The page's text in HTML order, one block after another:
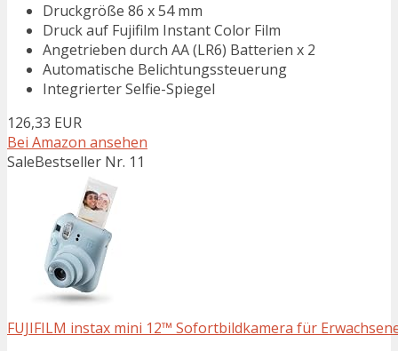
Druckgröße 86 x 54 mm
Druck auf Fujifilm Instant Color Film
Angetrieben durch AA (LR6) Batterien x 2
Automatische Belichtungssteuerung
Integrierter Selfie-Spiegel
126,33 EUR
Bei Amazon ansehen
SaleBestseller Nr. 11
FUJIFILM instax mini 12™ Sofortbildkamera für